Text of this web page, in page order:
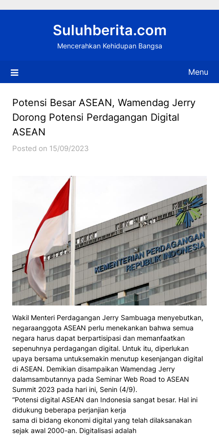
Suluhberita.com
Mencerahkan Kehidupan Bangsa
Menu
Potensi Besar ASEAN, Wamendag Jerry
Dorong Potensi Perdagangan Digital
ASEAN
Posted on 15/09/2023
Wakil Menteri Perdagangan Jerry Sambuaga menyebutkan,
negaraanggota ASEAN perlu menekankan bahwa semua
negara harus dapat berpartisipasi dan memanfaatkan
sepenuhnya perdagangan digital. Untuk itu, diperlukan
upaya bersama untuksemakin menutup kesenjangan digital
di ASEAN. Demikian disampaikan Wamendag Jerry
dalamsambutannya pada Seminar Web Road to ASEAN
Summit 2023 pada hari ini, Senin (4/9).
“Potensi digital ASEAN dan Indonesia sangat besar. Hal ini
didukung beberapa perjanjian kerja
sama di bidang ekonomi digital yang telah dilaksanakan
sejak awal 2000-an. Digitalisasi adalah